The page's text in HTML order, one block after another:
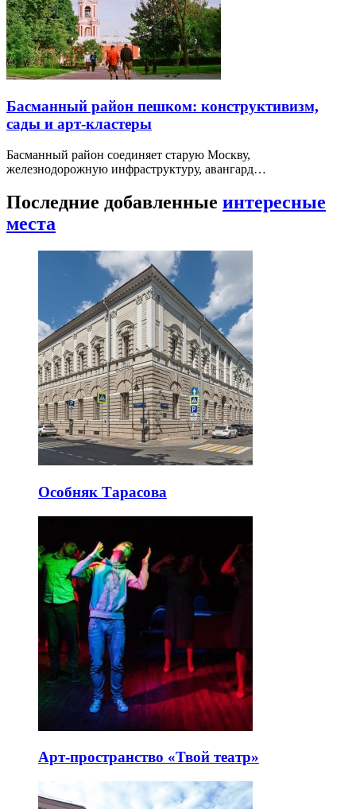
Басманный район пешком: конструктивизм,
сады и арт-кластеры
Басманный район соединяет старую Москву,
железнодорожную инфраструктуру, авангард…
Последние добавленные интересные
места
Особняк Тарасова
Арт-пространство «Твой театр»